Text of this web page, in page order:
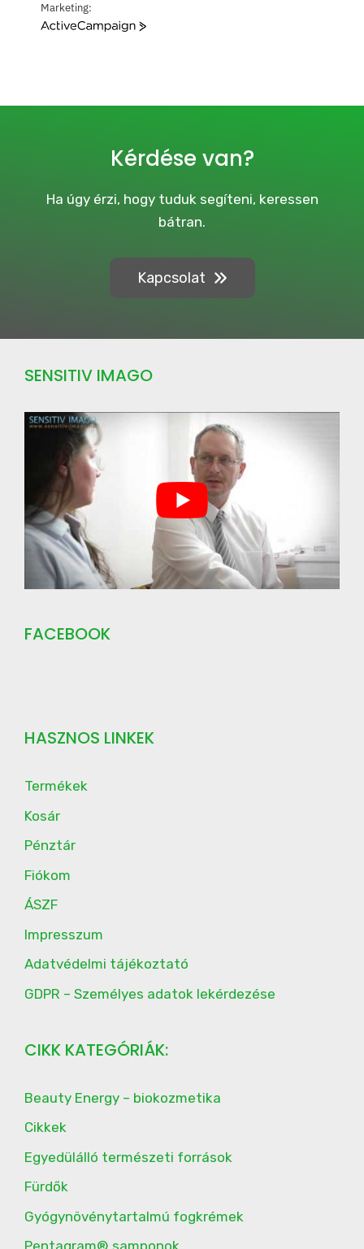
Marketing:
A
e
Kérdése van?
Ha úgy érzi, hogy tuduk segíteni, keressen
bátran.
Kapcsolat
SENSITIV IMAGO
FACEBOOK
HASZNOS LINKEK
Termékek
Kosár
Pénztár
Fiókom
ÁSZF
Impresszum
Adatvédelmi tájékoztató
GDPR – Személyes adatok lekérdezése
CIKK KATEGÓRIÁK:
Beauty Energy – biokozmetika
Cikkek
Egyedülálló természeti források
Fürdők
Gyógynövénytartalmú fogkrémek